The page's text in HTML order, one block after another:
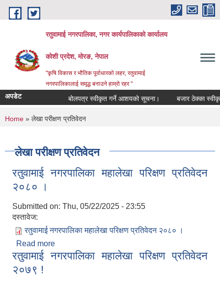
Skip to main content
रतुवामाई नगरपालिका, नगर कार्यपालिकाको कार्यालय
कोशी प्रदेश, मोरङ, नेपाल
"कृषि विकास र भौतिक पूर्वाधारको लहर, रतुवामाई
नगरपालिकालाई समृद्ध बनाउने हाम्रो रहर "
अपडेट बोलपत्र स्वीकृत गर्ने आशयको सूचना। बजार ठेक्का
You are here
Home » लेखा परीक्षण प्रतिवेदन
लेखा परीक्षण प्रतिवेदन
रतुवामाई नगरपालिका महालेखा परिक्षण प्रतिवेदन
२०८० ।
Submitted on: Thu, 05/22/2025 - 23:55
दस्तावेज:
रतुवामाई नगरपालिका महालेखा परिक्षण प्रतिवेदन २०८० ।
Read more
२०८० ।
रतुवामाई नगरपालिका महालेखा परिक्षण प्रतिवेदन
२०७९ !